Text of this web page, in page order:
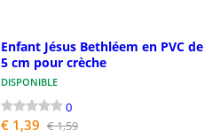
Enfant Jésus Bethléem en PVC de
5 cm pour crèche
DISPONIBLE
0
€ 1,39 € 1,59